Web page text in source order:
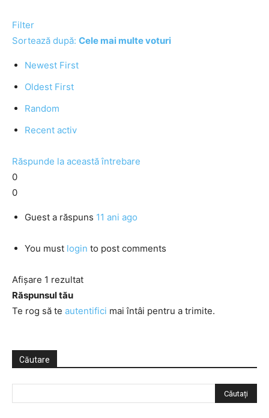
Filter
Sortează după: Cele mai multe voturi
Newest First
Oldest First
Random
Recent activ
Răspunde la această întrebare
0
0
Guest a răspuns 11 ani ago
You must login to post comments
Afișare 1 rezultat
Răspunsul tău
Te rog să te autentifici mai întâi pentru a trimite.
Căutare